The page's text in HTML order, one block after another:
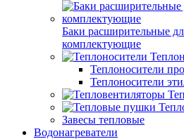
Баки расширительные
комплектующие
Теплоносители
Теплоносители
Завесы тепловые
Водонагреватели